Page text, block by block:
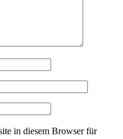
in diesem Browser für